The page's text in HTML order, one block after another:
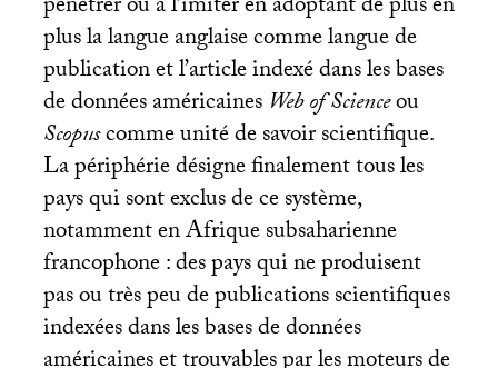
plus la langue anglaise comme langue de
publication et l’article indexé dans les bases
de données américaines Web of Scienceou
Scopuscomme unité de savoir scientifique.
La périphérie désigne finalement tous les
pays qui sont exclus de ce système,
notamment en Afrique subsaharienne
francophone : des pays qui ne produisent
pas ou très peu de publications scientifiques
indexées dans les bases de données